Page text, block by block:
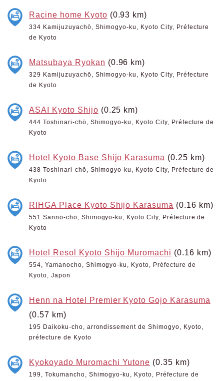
Racine home Kyoto (0.93 km)
334 Kamijuzuyachō, Shimogyo-ku, Kyoto City, Préfecture
de Kyoto
Matsubaya Ryokan (0.96 km)
329 Kamijuzuyachō, Shimogyo-ku, Kyoto City, Préfecture
de Kyoto
ASAI Kyoto Shijo (0.25 km)
444 Toshinari-chō, Shimogyo-ku, Kyoto City, Préfecture de
Kyoto
Hotel Kyoto Base Shijo Karasuma (0.25 km)
438 Toshinari-chō, Shimogyo-ku, Kyoto City, Préfecture de
Kyoto
RIHGA Place Kyoto Shijo Karasuma (0.16 km)
551 Sannō-chō, Shimogyo-ku, Kyoto City, Préfecture de
Kyoto
Hotel Resol Kyoto Shijo Muromachi (0.16 km)
554, Yamanocho, Shimogyo-ku, Kyoto, Préfecture de
Kyoto, Japon
Henn na Hotel Premier Kyoto Gojo Karasuma
(0.57 km)
195 Daikoku-cho, arrondissement de Shimogyo, Kyoto,
préfecture de Kyoto
Kyokoyado Muromachi Yutone (0.35 km)
199, Tokumancho, Shimogyo-ku, Kyoto, Préfecture de